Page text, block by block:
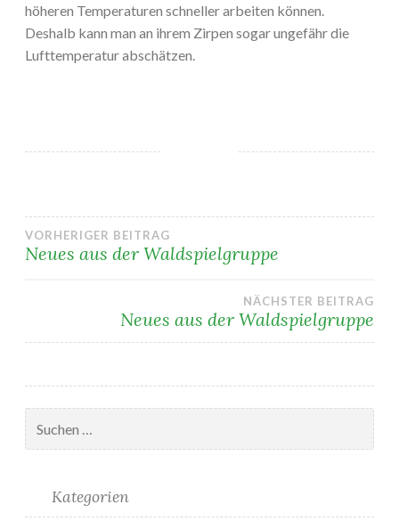
höheren Temperaturen schneller arbeiten können.
Deshalb kann man an ihrem Zirpen sogar ungefähr die
Lufttemperatur abschätzen.
Beitragsnavigation
VORHERIGER BEITRAG
Neues aus der Waldspielgruppe
NÄCHSTER BEITRAG
Neues aus der Waldspielgruppe
nach:
Kategorien